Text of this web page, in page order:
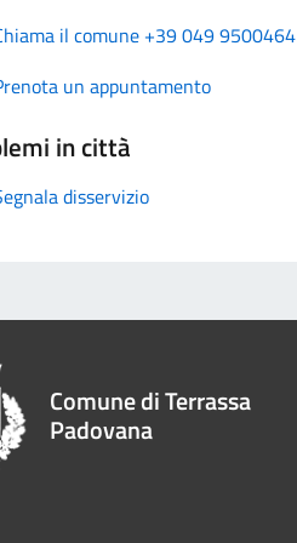
il comune +39 049 9500464
un appuntamento
in città
disservizio
Comune di Terrassa
Padovana